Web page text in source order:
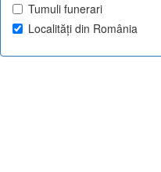
Tumuli funerari
Localități din România